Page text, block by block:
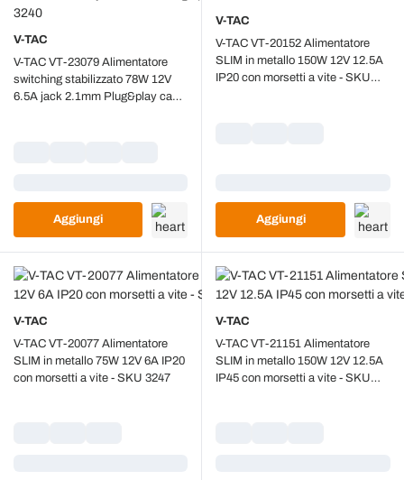
V-TAC
V-TAC VT-23079 Alimentatore
switching stabilizzato 78W 12V
6.5A jack 2.1mm Plug&play cavo
Aggiungi
V-TAC
V-TAC VT-20152 Alimentatore
SLIM in metallo 150W 12V 12.5A
IP20 con morsetti a vite - SKU
Aggiungi
V-TAC
V-TAC VT-20077 Alimentatore
SLIM in metallo 75W 12V 6A IP20
con morsetti a vite - SKU 3247
V-TAC
V-TAC VT-21151 Alimentatore
SLIM in metallo 150W 12V 12.5A
IP45 con morsetti a vite - SKU